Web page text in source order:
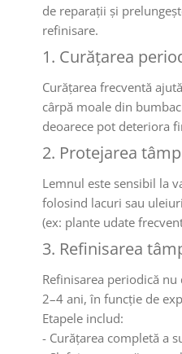
de reparații și
refinisare.
1. Curățarea
Curățarea frecventă
cârpă moale din
deoarece pot deteriora
2. Protejarea
Lemnul este sensibil la
folosind lacuri sau
(ex: plante udate
3. Refinisarea
Refinisarea periodică
2–4 ani, în funcție de
Etapele includ:
- Curățarea completă a